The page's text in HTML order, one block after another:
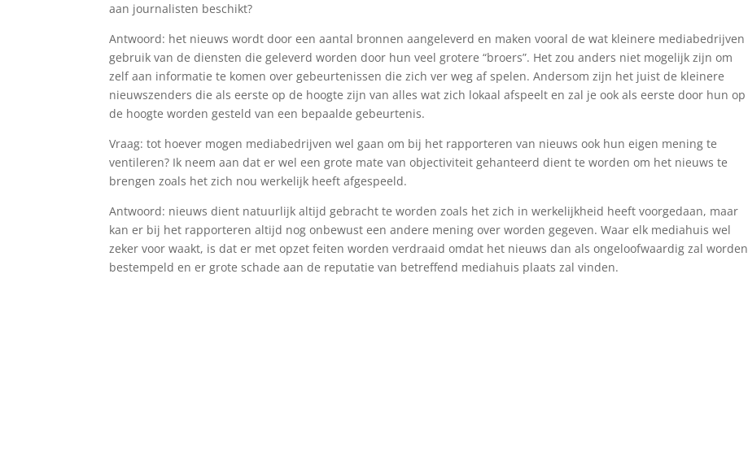
aan journalisten beschikt?
Antwoord: het nieuws wordt door een aantal bronnen aangeleverd en maken vooral de wat kleinere mediabedrijven
gebruik van de diensten die geleverd worden door hun veel grotere “broers”. Het zou anders niet mogelijk zijn om
zelf aan informatie te komen over gebeurtenissen die zich ver weg af spelen. Andersom zijn het juist de kleinere
nieuwszenders die als eerste op de hoogte zijn van alles wat zich lokaal afspeelt en zal je ook als eerste door hun op
de hoogte worden gesteld van een bepaalde gebeurtenis.
Vraag: tot hoever mogen mediabedrijven wel gaan om bij het rapporteren van nieuws ook hun eigen mening te
ventileren? Ik neem aan dat er wel een grote mate van objectiviteit gehanteerd dient te worden om het nieuws te
brengen zoals het zich nou werkelijk heeft afgespeeld.
Antwoord: nieuws dient natuurlijk altijd gebracht te worden zoals het zich in werkelijkheid heeft voorgedaan, maar
kan er bij het rapporteren altijd nog onbewust een andere mening over worden gegeven. Waar elk mediahuis wel
zeker voor waakt, is dat er met opzet feiten worden verdraaid omdat het nieuws dan als ongeloofwaardig zal worden
bestempeld en er grote schade aan de reputatie van betreffend mediahuis plaats zal vinden.